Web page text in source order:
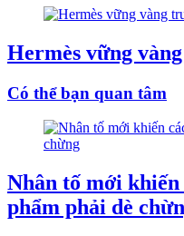
Hermès vững
Có thể bạn quan tâm
Nhân tố mới
phẩm phải dè